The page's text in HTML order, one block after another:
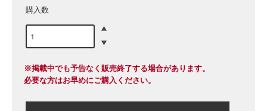
購入数
※掲載中でも予告なく販売終了する場合があります。
必要な方はお早めにご購入ください。